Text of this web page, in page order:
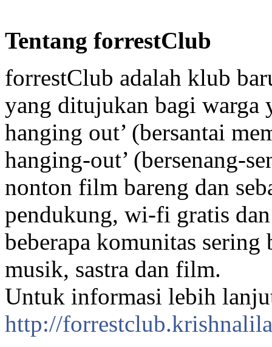
Tentang forrestClub
forrestClub adalah klub
yang ditujukan bagi warga
hanging out’ (bersantai
hanging-out’ (bersenang-
nonton film bareng dan
pendukung, wi-fi gratis
beberapa komunitas
musik, sastra dan film.
Untuk informasi lebih
http://